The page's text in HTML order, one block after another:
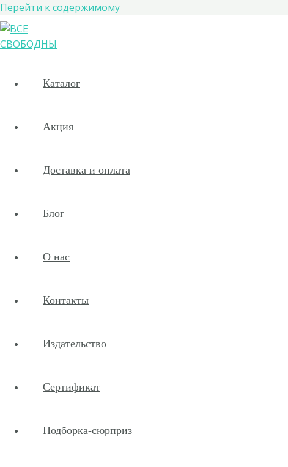
Перейти к содержимому
Каталог
Акция
Доставка и оплата
Блог
О нас
Контакты
Издательство
Сертификат
Подборка-сюрприз